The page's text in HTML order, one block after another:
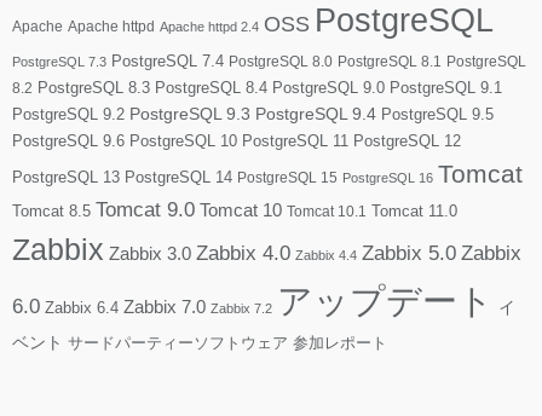
Apache Apache httpd Apache httpd 2.4 OSS PostgreSQL
PostgreSQL 7.3 PostgreSQL 7.4 PostgreSQL 8.0 PostgreSQL 8.1
PostgreSQL
8.2 PostgreSQL 8.3 PostgreSQL 8.4 PostgreSQL 9.0 PostgreSQL 9.1
PostgreSQL 9.2 PostgreSQL 9.3 PostgreSQL 9.4 PostgreSQL 9.5
PostgreSQL 9.6 PostgreSQL 10 PostgreSQL 11 PostgreSQL 12
PostgreSQL 13 PostgreSQL 14 PostgreSQL 15 PostgreSQL 16 Tomcat
Tomcat 8.5 Tomcat 9.0 Tomcat 10 Tomcat 10.1 Tomcat 11.0
Zabbix Zabbix 3.0 Zabbix 4.0 Zabbix 4.4 Zabbix 5.0 Zabbix
6.0 Zabbix 6.4 Zabbix 7.0 Zabbix 7.2 アップデート
イ
ベント サードパーティーソフトウェア 参加レポート